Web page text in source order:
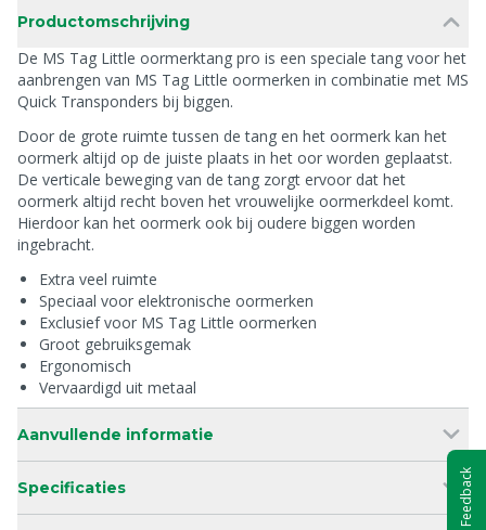
Productomschrijving
De MS Tag Little oormerktang pro is een speciale tang voor het
aanbrengen van MS Tag Little oormerken in combinatie met MS
Quick Transponders bij biggen.
Door de grote ruimte tussen de tang en het oormerk kan het
oormerk altijd op de juiste plaats in het oor worden geplaatst.
De verticale beweging van de tang zorgt ervoor dat het
oormerk altijd recht boven het vrouwelijke oormerkdeel komt.
Hierdoor kan het oormerk ook bij oudere biggen worden
ingebracht.
Extra veel ruimte
Speciaal voor elektronische oormerken
Exclusief voor MS Tag Little oormerken
Groot gebruiksgemak
Ergonomisch
Vervaardigd uit metaal
Aanvullende informatie
Specificaties Feedback